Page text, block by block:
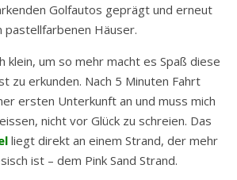
Golfautos geprägt und erneut
pastellfarbenen Häuser.
klein, um so mehr macht es Spaß diese
zu erkunden. Nach 5 Minuten Fahrt
ersten Unterkunft an und muss mich
nicht vor Glück zu schreien. Das
liegt direkt an einem Strand, der mehr
ist – dem Pink Sand Strand.